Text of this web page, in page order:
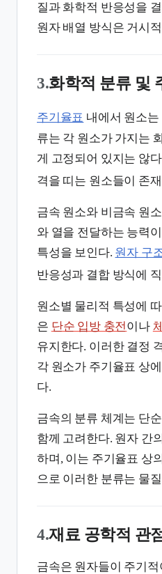
질과 화학적 반응성을
원자 배열 방식은 거시
3.화학적 분류 및
주기율표 내에서 원소
류는 각 원소가 가지는
게 고정되어 있지는 않
격을 띠는 원소들이 존
금속 원소와 비금속 원
와 열을 전달하는 능력
특성을 보인다. 원자 구
반응성과 결합 방식에
원소별 물리적 특성에
은 단순 입방 충전이나
유지한다. 이러한 결정
각 원소가 주기율표 상
다.
금속의 분류 체계는 단
함께 고려한다. 원자 간
하며, 이는 주기율표 상
으로 이러한 분류는 물
4.재료 공학적 관
금속은 원자들이 주기